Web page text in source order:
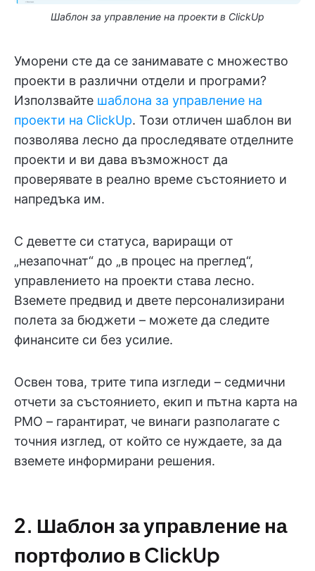
Шаблон за управление на проекти в ClickUp
Уморени сте да се занимавате с множество
проекти в различни отдели и програми?
Използвайте шаблона за управление на
проекти на ClickUp. Този отличен шаблон ви
позволява лесно да проследявате отделните
проекти и ви дава възможност да
проверявате в реално време състоянието и
напредъка им.
С деветте си статуса, вариращи от
„незапочнат“ до „в процес на преглед“,
управлението на проекти става лесно.
Вземете предвид и двете персонализирани
полета за бюджети – можете да следите
финансите си без усилие.
Освен това, трите типа изгледи – седмични
отчети за състоянието, екип и пътна карта на
PMO – гарантират, че винаги разполагате с
точния изглед, от който се нуждаете, за да
вземете информирани решения.
2. Шаблон за управление на
портфолио в ClickUp